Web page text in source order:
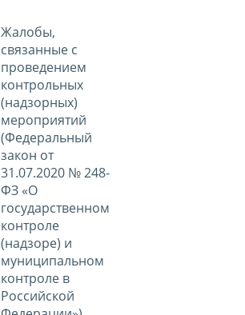
Жалобы,
связанные с
проведением
контрольных
(надзорных)
мероприятий
(Федеральный
закон от
31.07.2020 № 248-
ФЗ «О
государственном
контроле
(надзоре) и
муниципальном
контроле в
Российской